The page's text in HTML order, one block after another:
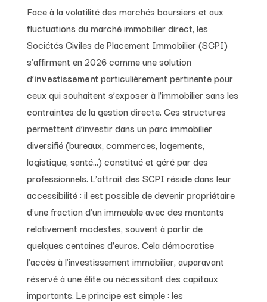
Face à la volatilité des marchés boursiers et aux
fluctuations du marché immobilier direct, les
Sociétés Civiles de Placement Immobilier (SCPI)
s’affirment en 2026 comme une solution
d’investissementparticulièrement pertinente pour
ceux qui souhaitent s’exposer à l’immobilier sans les
contraintes de la gestion directe. Ces structures
permettent d’investir dans un parc immobilier
diversifié (bureaux, commerces, logements,
logistique, santé…) constitué et géré par des
professionnels. L’attrait des SCPI réside dans leur
accessibilité : il est possible de devenir propriétaire
d’une fraction d’un immeuble avec des montants
relativement modestes, souvent à partir de
quelques centaines d’euros. Cela démocratise
l’accès à l’investissement immobilier, auparavant
réservé à une élite ou nécessitant des capitaux
importants. Le principe est simple : les